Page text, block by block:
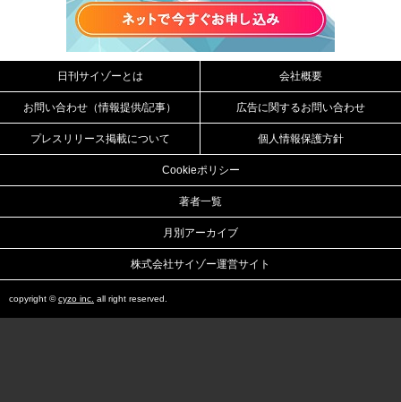
日刊サイゾーとは 会社概要
お問い合わせ（情報提供/記事） 広告に関するお問い合わせ
プレスリリース掲載について 個人情報保護方針
Cookieポリシー
著者一覧
月別アーカイブ
株式会社サイゾー運営サイト
copyright ©cyzo inc. all right reserved.